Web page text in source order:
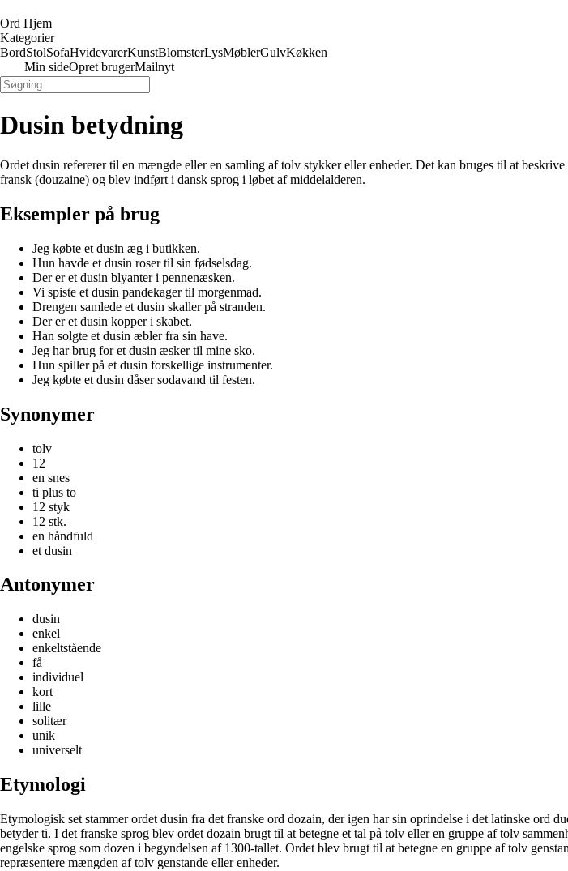
Ord Hjem
Kategorier
BordStolSofaHvidevarerKunstBlomsterLysMøblerGulvKøkken
Min sideOpret brugerMailnyt
Dusin betydning
Ordet dusin refererer til en mængde eller en samling af tolv stykker eller enheder. Det kan bruges til at
fransk (douzaine) og blev indført i dansk sprog i løbet af middelalderen.
Eksempler på brug
Jeg købte et dusin æg i butikken.
Hun havde et dusin roser til sin fødselsdag.
Der er et dusin blyanter i pennenæsken.
Vi spiste et dusin pandekager til morgenmad.
Drengen samlede et dusin skaller på stranden.
Der er et dusin kopper i skabet.
Han solgte et dusin æbler fra sin have.
Jeg har brug for et dusin æsker til mine sko.
Hun spiller på et dusin forskellige instrumenter.
Jeg købte et dusin dåser sodavand til festen.
Synonymer
tolv
12
en snes
ti plus to
12 styk
12 stk.
en håndfuld
et dusin
Antonymer
dusin
enkel
enkeltstående
få
individuel
kort
lille
solitær
unik
universelt
Etymologi
Etymologisk set stammer ordet dusin fra det franske ord dozain, der igen har sin oprindelse i det latinske ord
betyder ti. I det franske sprog blev ordet dozain brugt til at betegne et tal på tolv eller en gruppe af tolv
engelske sprog som dozen i begyndelsen af 1300-tallet. Ordet blev brugt til at betegne en gruppe af tolv
repræsentere mængden af tolv genstande eller enheder.